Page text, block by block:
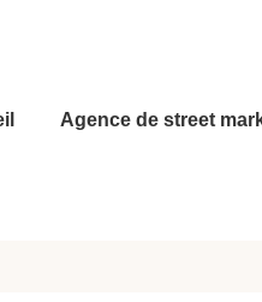
Agence de street